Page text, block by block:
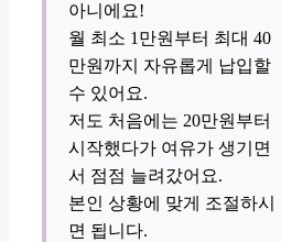
아니에요!
월 최소 1만원부터 최대 40
만원까지 자유롭게 납입할
수 있어요.
저도 처음에는 20만원부터
시작했다가 여유가 생기면
서 점점 늘려갔어요.
본인 상황에 맞게 조절하시
면 됩니다.